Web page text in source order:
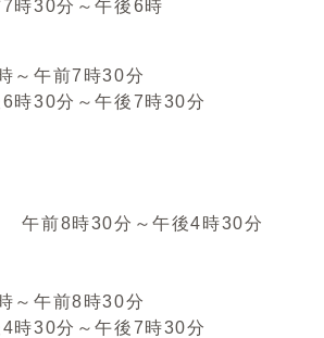
30分～午後6時
午前7時30分
～午後7時30分
前8時30分～午後4時30分
午前8時30分
～午後7時30分